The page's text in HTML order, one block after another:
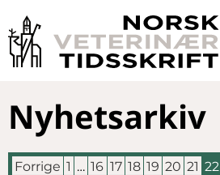
Nyhetsarkiv
Forrige 1 … 16 17 18 19 20 21 22